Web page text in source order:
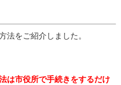
法をご紹介しました。
は市役所で手続きをするだけ